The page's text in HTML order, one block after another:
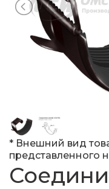
* Внешний вид
представленного